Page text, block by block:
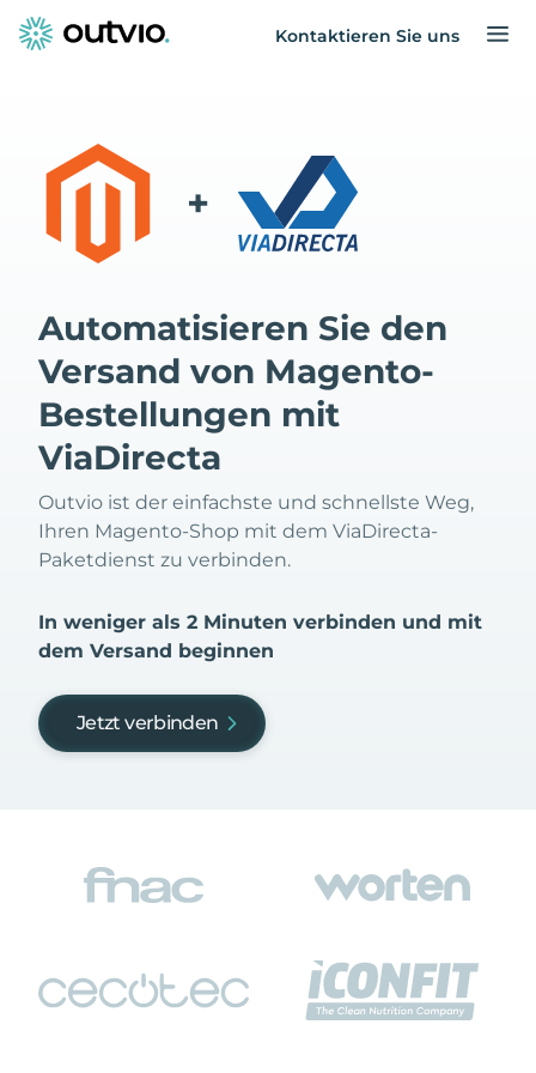
Kontaktieren Sie uns
+
Automatisieren Sie den
Versand von Magento-
Bestellungen mit
ViaDirecta
Outvio ist der einfachste und schnellste Weg,
Ihren Magento-Shop mit dem ViaDirecta-
Paketdienst zu verbinden.
In weniger als 2 Minuten verbinden und mit
dem Versand beginnen
Jetzt verbinden